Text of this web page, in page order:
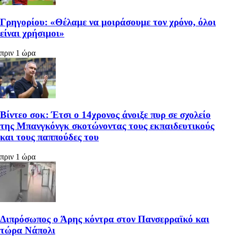
Γρηγορίου: «Θέλαμε να μοιράσουμε τον χρόνο, όλοι
είναι χρήσιμοι»
πριν 1 ώρα
Βίντεο σοκ: Έτσι ο 14χρονος άνοιξε πυρ σε σχολείο
της Μπανγκόνγκ σκοτώνοντας τους εκπαιδευτικούς
και τους παππούδες του
πριν 1 ώρα
Διπρόσωπος ο Άρης κόντρα στον Πανσερραϊκό και
τώρα Νάπολι